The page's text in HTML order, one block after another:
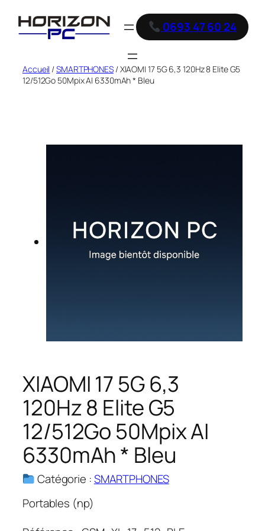
0693 47 60 24
Accueil /SMARTPHONES/ XIAOMI 17 5G 6,3 120Hz 8 Elite G5
12/512Go 50Mpix AI 6330mAh * Bleu
XIAOMI 17 5G 6,3
120Hz 8 Elite G5
12/512Go 50Mpix AI
6330mAh * Bleu
Catégorie :SMARTPHONES
Portables (np)